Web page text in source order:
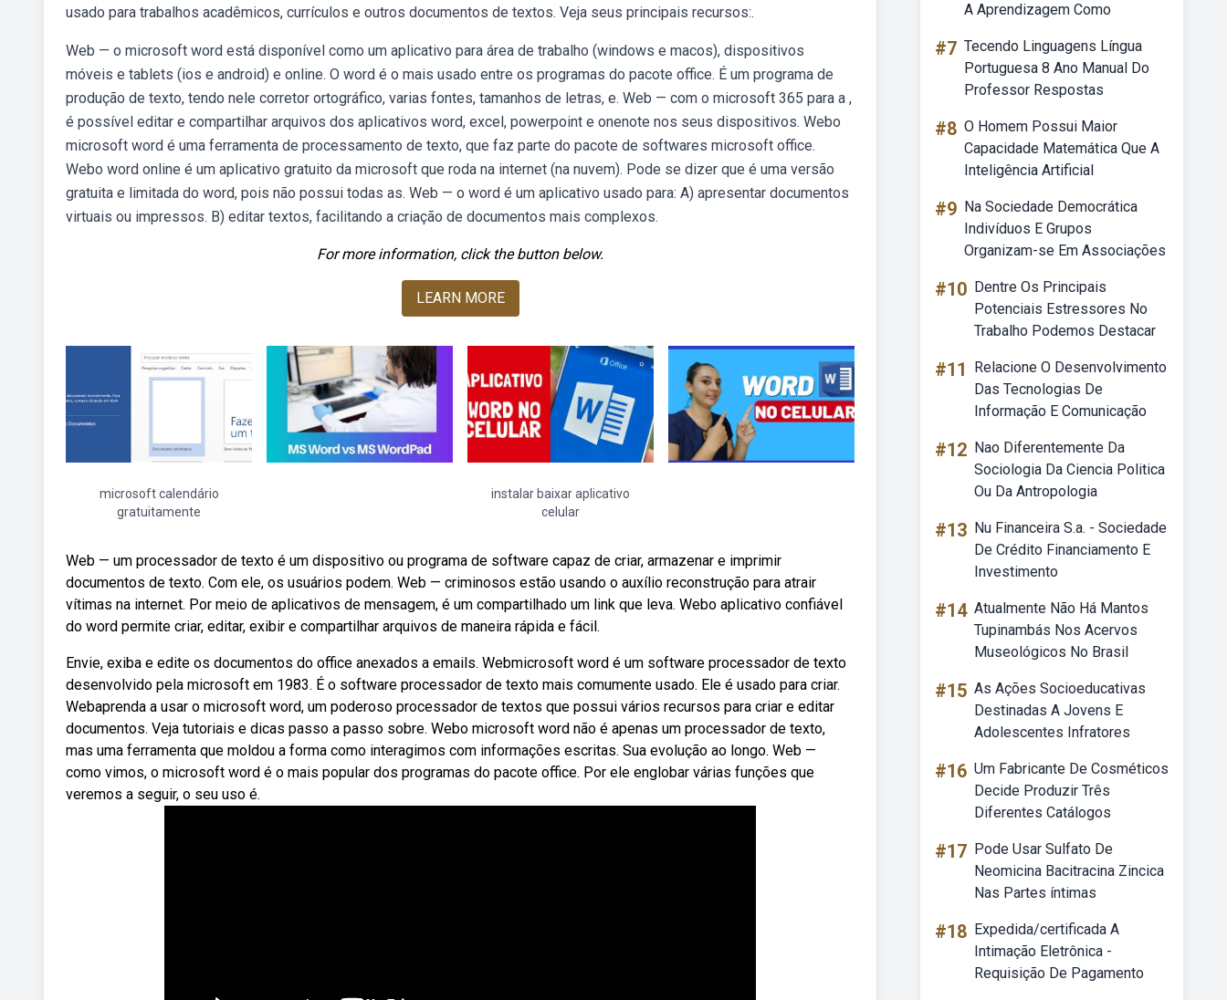
usado para trabalhos acadêmicos, currículos e outros documentos de textos. Veja seus principais recursos:.
Web — o microsoft word está disponível como um aplicativo para área de trabalho (windows e macos), dispositivos
móveis e tablets (ios e android) e online. O word é o mais usado entre os programas do pacote office. É um programa de
produção de texto, tendo nele corretor ortográfico, varias fontes, tamanhos de letras, e. Web — com o microsoft 365 para a ,
é possível editar e compartilhar arquivos dos aplicativos word, excel, powerpoint e onenote nos seus dispositivos. Webo
microsoft word é uma ferramenta de processamento de texto, que faz parte do pacote de softwares microsoft office.
Webo word online é um aplicativo gratuito da microsoft que roda na internet (na nuvem). Pode se dizer que é uma versão
gratuita e limitada do word, pois não possui todas as. Web — o word é um aplicativo usado para: A) apresentar documentos
virtuais ou impressos. B) editar textos, facilitando a criação de documentos mais complexos.
For more information, click the button below.
LEARN MORE
microsoft calendário
gratuitamente
instalar baixar aplicativo
celular
Web — um processador de texto é um dispositivo ou programa de software capaz de criar, armazenar e imprimir
documentos de texto. Com ele, os usuários podem. Web — criminosos estão usando o auxílio reconstrução para atrair
vítimas na internet. Por meio de aplicativos de mensagem, é um compartilhado um link que leva. Web‎o aplicativo confiável
do word permite criar, editar, exibir e compartilhar arquivos de maneira rápida e fácil.
Envie, exiba e edite os documentos do office anexados a emails. Webmicrosoft word é um software processador de texto
desenvolvido pela microsoft em 1983. É o software processador de texto mais comumente usado. Ele é usado para criar.
Webaprenda a usar o microsoft word, um poderoso processador de textos que possui vários recursos para criar e editar
documentos. Veja tutoriais e dicas passo a passo sobre. Webo microsoft word não é apenas um processador de texto,
mas uma ferramenta que moldou a forma como interagimos com informações escritas. Sua evolução ao longo. Web —
como vimos, o microsoft word é o mais popular dos programas do pacote office. Por ele englobar várias funções que
veremos a seguir, o seu uso é.
A Aprendizagem Como
#7 Tecendo Linguagens Língua
Portuguesa 8 Ano Manual Do
Professor Respostas
#8 O Homem Possui Maior
Capacidade Matemática Que A
Inteligência Artificial
#9 Na Sociedade Democrática
Indivíduos E Grupos
Organizam-se Em Associações
#10 Dentre Os Principais
Potenciais Estressores No
Trabalho Podemos Destacar
#11
Relacione O Desenvolvimento
Das Tecnologias De
Informação E Comunicação
#12 Nao Diferentemente Da
Sociologia Da Ciencia Politica
Ou Da Antropologia
#13 Nu Financeira S.a. - Sociedade
De Crédito Financiamento E
Investimento
#14 Atualmente Não Há Mantos
Tupinambás Nos Acervos
Museológicos No Brasil
#15 As Ações Socioeducativas
Destinadas A Jovens E
Adolescentes Infratores
#16 Um Fabricante De Cosméticos
Decide Produzir Três
Diferentes Catálogos
#17 Pode Usar Sulfato De
Neomicina Bacitracina Zincica
Nas Partes íntimas
#18 Expedida/certificada A
Intimação Eletrônica -
Requisição De Pagamento